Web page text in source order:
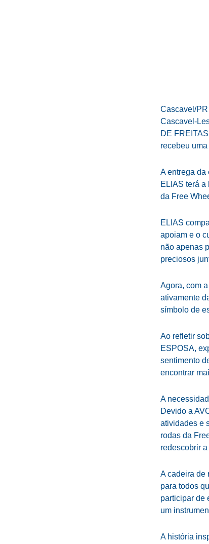
Cascavel/
Cascavel-
DE
recebeu
A entrega da
ELIAS terá
da Free
ELIAS
apoiam e o
não apenas
preciosos
Agora, com
ativamente
símbolo de
Ao refletir
ESPOSA,
sentimento
encontrar
A
Devido a
atividades e
rodas da
redescobrir
A cadeira de
para todos
participar de
um
A história